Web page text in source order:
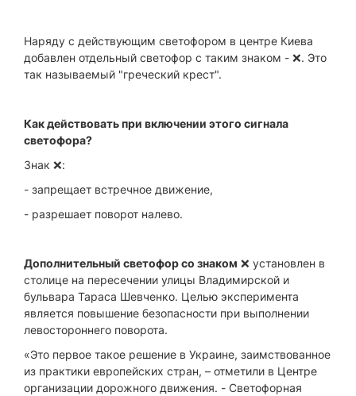
Наряду с действующим светофором в центре Киева
добавлен отдельный светофор с таким знаком - ❌. Это
так называемый "греческий крест".
Как действовать при включении этого сигнала
светофора?
Знак ❌:
- запрещает встречное движение,
- разрешает поворот налево.
Дополнительный светофор со знаком ❌ установлен в
столице на пересечении улицы Владимирской и
бульвара Тараса Шевченко. Целью эксперимента
является повышение безопасности при выполнении
левостороннего поворота.
«Это первое такое решение в Украине, заимствованное
из практики европейских стран, – отметили в Центре
организации дорожного движения. - Светофорная